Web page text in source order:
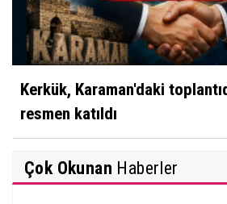
Kerkük, Karaman'daki
resmen katıldı
Çok Okunan Haberler